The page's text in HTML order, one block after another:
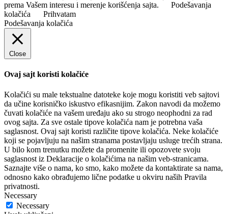
prema Vašem interesu i merenje korišćenja sajta.
Podešavanja
kolačića
Prihvatam
Podešavanja kolačića
Close
Ovaj sajt koristi kolačiće
Kolačići su male tekstualne datoteke koje mogu koristiti veb sajtovi
da učine korisničko iskustvo efikasnijim. Zakon navodi da možemo
čuvati kolačiće na vašem uređaju ako su strogo neophodni za rad
ovog sajta. Za sve ostale tipove kolačića nam je potrebna vaša
saglasnost. Ovaj sajt koristi različite tipove kolačića. Neke kolačiće
koji se pojavljuju na našim stranama postavljaju usluge trećih strana.
U bilo kom trenutku možete da promenite ili opozovete svoju
saglasnost iz Deklaracije o kolačićima na našim veb-stranicama.
Saznajte više o nama, ko smo, kako možete da kontaktirate sa nama,
odnosno kako obrađujemo lične podatke u okviru naših Pravila
privatnosti.
Necessary
Necessary